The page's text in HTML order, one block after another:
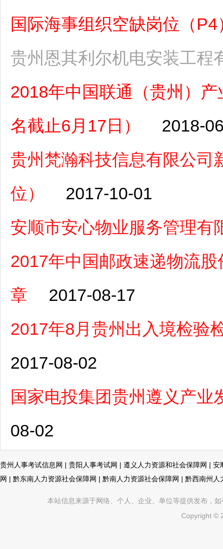
国际海事组织空缺岗位（
贵州恩其利尔机电安装工程
2018年中国联通（贵州）
名截止6月17日）
2018-
贵州梵瀚科技信息有限公司
位）
2017-10-01
安顺市安心物业服务管理有
2017年中国邮政速递物流
章
2017-08-17
2017年8月贵州出入境检验
2017-08-02
国家电投集团贵州遵义产
08-02
贵州人事考试信息网 | 贵阳人事考试网 | 遵义人力资源和社会保障网 | 安
网 | 黔东南人力资源社会保障网 | 黔南人力资源社会保障网 | 黔西南州人
本站信息来源于网络、个人、企业、单位等提供发布，
Copyright ©